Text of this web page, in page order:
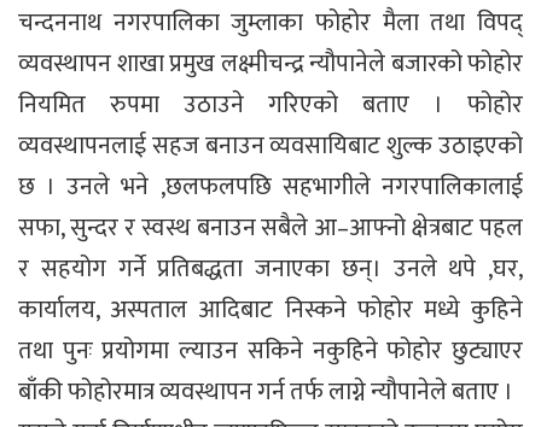
चन्दननाथ नगरपालिका जुम्लाका फोहोर मैला तथा विपद्
व्यवस्थापन शाखा प्रमुख लक्ष्मीचन्द्र न्यौपानेले बजारको फोहोर
नियमित रुपमा उठाउने गरिएको बताए । फोहोर
व्यवस्थापनलाई सहज बनाउन व्यवसायिबाट शुल्क उठाइएको
छ । उनले भने ,छलफलपछि सहभागीले नगरपालिकालाई
सफा, सुन्दर र स्वस्थ बनाउन सबैले आ–आफ्नो क्षेत्रबाट पहल
र सहयोग गर्ने प्रतिबद्धता जनाएका छन्। उनले थपे ,घर,
कार्यालय, अस्पताल आदिबाट निस्कने फोहोर मध्ये कुहिने
तथा पुनः प्रयोगमा ल्याउन सकिने नकुहिने फोहोर छुट्याएर
बाँकी फोहोरमात्र व्यवस्थापन गर्न तर्फ लाग्ने न्यौपानेले बताए ।